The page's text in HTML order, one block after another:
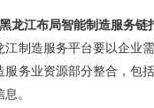
江布局智能制造服务链
造服务平台要以企业需
服务业资源部分整合，包
。